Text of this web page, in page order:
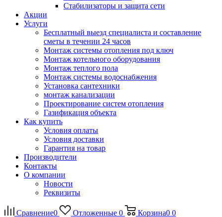
Стабилизаторы и защита сети
Акции
Услуги
Бесплатный выезд специалиста и составление
сметы в течении 24 часов
Монтаж системы отопления под ключ
Монтаж котельного оборудования
Монтаж теплого пола
Монтаж системы водоснабжения
Установка сантехники
монтаж канализации
Проектирование систем отопления
Газификация объекта
Как купить
Условия оплаты
Условия доставки
Гарантия на товар
Производители
Контакты
О компании
Новости
Реквизиты
Сравнение0 Отложенные 0 Корзина0 0